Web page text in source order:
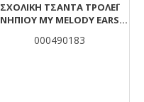
ΣΧΟΛΙΚΉ ΤΣΆΝΤΑ ΤΡΌΛΕΪ
ΝΗΠΊΟΥ MY MELODY EARS
000490183